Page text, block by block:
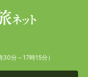
分～17時15分）